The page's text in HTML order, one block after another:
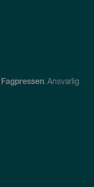
Fagpressen. Ansvarlig